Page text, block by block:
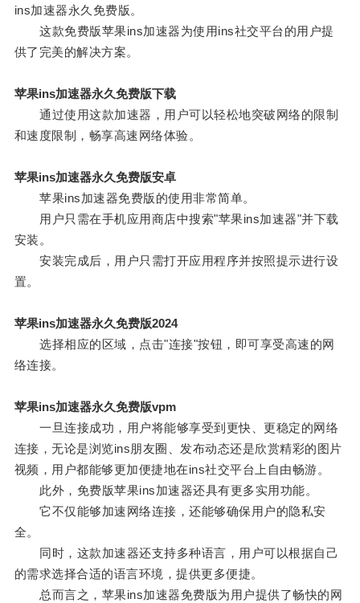
ins加速器永久免费版。
这款免费版苹果ins加速器为使用ins社交平台的用户提
供了完美的解决方案。
苹果ins加速器永久免费版下载
通过使用这款加速器，用户可以轻松地突破网络的限制
和速度限制，畅享高速网络体验。
苹果ins加速器永久免费版安卓
苹果ins加速器免费版的使用非常简单。
用户只需在手机应用商店中搜索"苹果ins加速器"并下载
安装。
安装完成后，用户只需打开应用程序并按照提示进行设
置。
苹果ins加速器永久免费版2024
选择相应的区域，点击"连接"按钮，即可享受高速的网
络连接。
苹果ins加速器永久免费版vpm
一旦连接成功，用户将能够享受到更快、更稳定的网络
连接，无论是浏览ins朋友圈、发布动态还是欣赏精彩的图片
视频，用户都能够更加便捷地在ins社交平台上自由畅游。
此外，免费版苹果ins加速器还具有更多实用功能。
它不仅能够加速网络连接，还能够确保用户的隐私安
全。
同时，这款加速器还支持多种语言，用户可以根据自己
的需求选择合适的语言环境，提供更多便捷。
总而言之，苹果ins加速器免费版为用户提供了畅快的网